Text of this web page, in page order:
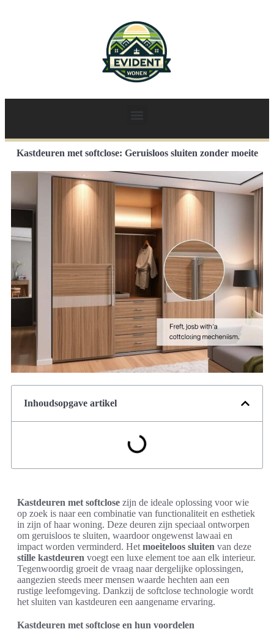
Kastdeuren met softclose: Geruisloos sluiten zonder moeite
Inhoudsopgave artikel
Kastdeuren met softclose zijn de ideale oplossing voor wie
op zoek is naar een combinatie van functionaliteit en esthetiek
in zijn of haar woning. Deze deuren zijn speciaal ontworpen
om geruisloos te sluiten, waardoor ongewenst lawaai en
impact worden verminderd. Het moeiteloos sluiten van deze
stille kastdeuren voegt een luxe element toe aan elk interieur.
Tegenwoordig groeit de vraag naar dergelijke oplossingen,
aangezien steeds meer mensen waarde hechten aan een
rustige leefomgeving. Dankzij de softclose technologie wordt
het sluiten van kastdeuren een aangename ervaring.
Kastdeuren met softclose en hun voordelen